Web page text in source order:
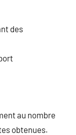
des
au nombre
obtenues.